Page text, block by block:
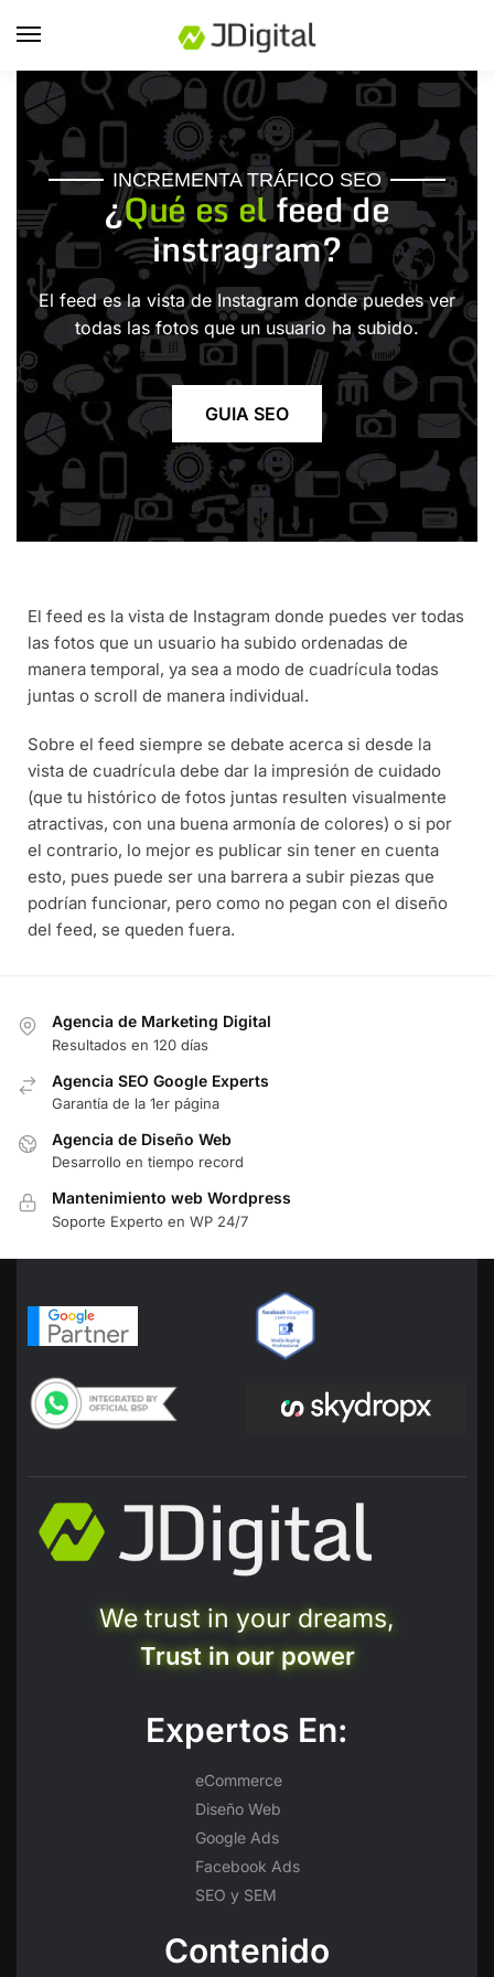
INCREMENTA TRÁFICO SEO
¿Qué es elfeed de
instragram?
El feed es la vista de Instagram donde puedes ver
todas las fotos que un usuario ha subido.
GUIA SEO
El feed es la vista de Instagram donde puedes ver todas
las fotos que un usuario ha subido ordenadas de
manera temporal, ya sea a modo de cuadrícula todas
juntas o scroll de manera individual.
Sobre el feed siempre se debate acerca si desde la
vista de cuadrícula debe dar la impresión de cuidado
(que tu histórico de fotos juntas resulten visualmente
atractivas, con una buena armonía de colores) o si por
el contrario, lo mejor es publicar sin tener en cuenta
esto, pues puede ser una barrera a subir piezas que
podrían funcionar, pero como no pegan con el diseño
del feed, se queden fuera.
Agencia de Marketing Digital
Resultados en 120 días
Agencia SEO Google Experts
Garantía de la 1er página
Agencia de Diseño Web
Desarrollo en tiempo record
Mantenimiento web Wordpress
Soporte Experto en WP 24/7
We trust in your dreams,
Trust in our power
Expertos En:
eCommerce
Diseño Web
Google Ads
Facebook Ads
SEO y SEM
Contenido